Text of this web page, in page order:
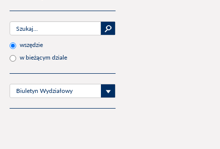
wszędzie
w bieżącym dziale
Biuletyn Wydziałowy